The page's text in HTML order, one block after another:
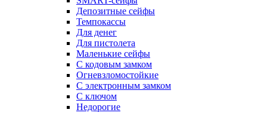
Депозитные сейфы
Темпокассы
Для денег
Для пистолета
Маленькие сейфы
С кодовым замком
Огневзломостойкие
С электронным замком
С ключом
Недорогие